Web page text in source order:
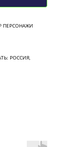
ПЕРСОНАЖИ
РОССИЯ,